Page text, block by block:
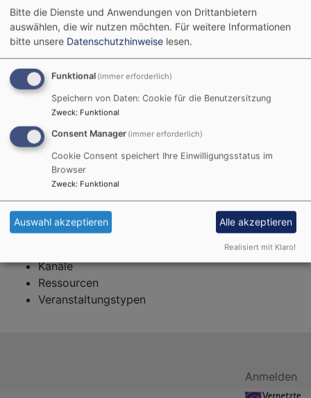
Hauptnavigation
Breadcrumb
Startseite Struktur
Struktur
Im Bereich Struktur finden Sie folgende 5 Bereiche
verwalten.
Veranstaltungsorte
Kanäle
Ressourcen
Veranstaltungstypen
Anmelden
Bitte die Dienste und Anwendungen von Drittanbietern
auswählen, die wir nutzen möchten. Für weitere Informationen
bitte unsere Datenschutzhinweise lesen.
Funktional (immer erforderlich)
Speichern von Daten: Cookie für die Benutzersitzung
Zweck: Funktional
Consent Manager (immer erforderlich)
Cookie Consent speichert Ihre Einwilligungsstatus im
Browser
Zweck: Funktional
Auswahl akzeptieren Alle akzeptieren
Realisiert mit Klaro!